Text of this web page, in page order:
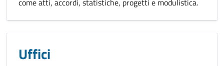
come atti, accordi, statistiche, progetti e modulistica.
Uffici